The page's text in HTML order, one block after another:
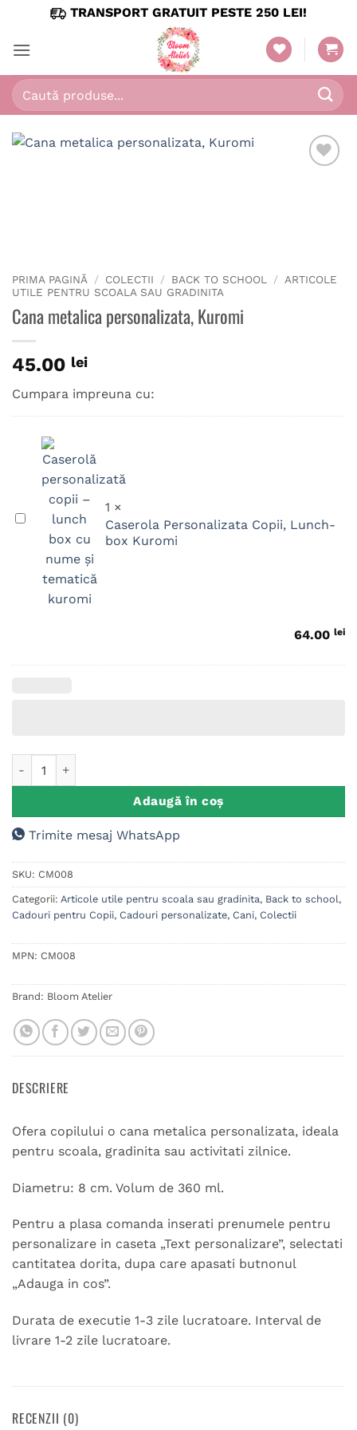
content
TRANSPORT GRATUIT PESTE 250 LEI!
Caută
după:
PRIMA PAGINĂ / COLECTII / BACK TO SCHOOL / ARTICOLE
UTILE PENTRU SCOALA SAU GRADINITA
Cana metalica personalizata, Kuromi
45.00 lei
Cumpara impreuna cu:
Caserola
Personalizata
Lunch-
1 ×
Caserola Personalizata Copii, Lunch-
box Kuromi
64.00 lei
Adaugă în coș
Trimite mesaj WhatsApp
SKU: CM008
Categorii: Articole utile pentru scoala sau gradinita, Back to school,
Cadouri pentru Copii, Cadouri personalizate, Cani, Colectii
MPN: CM008
Brand: Bloom Atelier
DESCRIERE
Ofera copilului o cana metalica personalizata, ideala
pentru scoala, gradinita sau activitati zilnice.
Diametru: 8 cm. Volum de 360 ml.
Pentru a plasa comanda inserati prenumele pentru
personalizare in caseta „Text personalizare”, selectati
cantitatea dorita, dupa care apasati butnonul
„Adauga in cos”.
Durata de executie 1-3 zile lucratoare. Interval de
livrare 1-2 zile lucratoare.
RECENZII (0)